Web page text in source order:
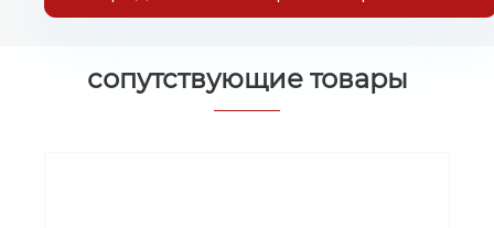
сопутствующие товары